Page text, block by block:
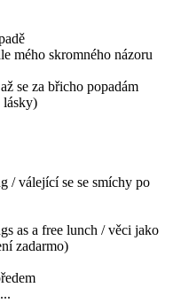
mého skromného názoru
se za břicho popadám
lásky)
/ válející se se smíchy po
as a free lunch / věci jako
zadarmo)